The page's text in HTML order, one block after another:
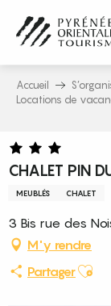
contenu
principal
Accueil
Locations de
CHALET PIN
MEUBLÉS CHALET
3 Bis rue des
M'y rendre
Partager